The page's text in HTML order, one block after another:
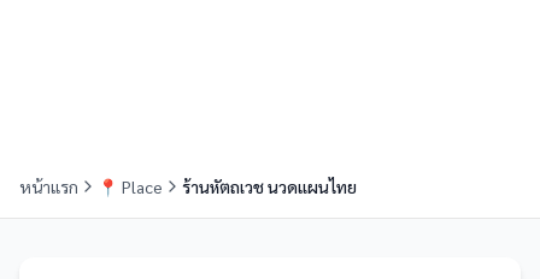
หน้าแรก 📍 Place ร้านหัตถเวช นวดแผนไทย